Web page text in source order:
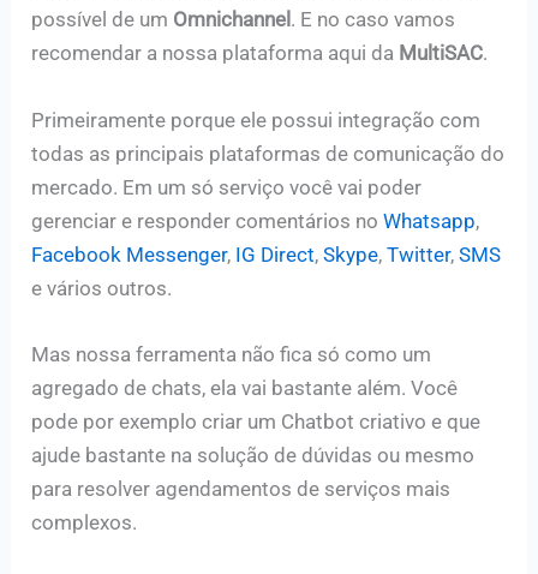
possível de um Omnichannel . E no caso vamos
recomendar a nossa plataforma aqui da MultiSAC.
Primeiramente porque ele possui integração com
todas as principais plataformas de comunicação do
mercado. Em um só serviço você vai poder
gerenciar e responder comentários no Whatsapp,
Facebook Messenger, IG Direct, Skype, Twitter, SMS
e vários outros.
Mas nossa ferramenta não fica só como um
agregado de chats, ela vai bastante além. Você
pode por exemplo criar um Chatbot criativo e que
ajude bastante na solução de dúvidas ou mesmo
para resolver agendamentos de serviços mais
complexos.